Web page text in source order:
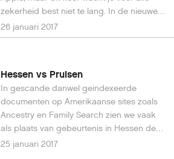
zekerheid best niet te lang. In de nieuwe
update lost Apple enkele belangrijke
beveiligingsproblemen op, onder andere
nemen.Lees verder op de Gazet van
Antwerpen.
26 januari 2017
Hessen vs Pruisen
In gescande danwel geindexeerde
documenten op Amerikaanse sites zoals
Ancestry en Family Search zien we vaak
als plaats van gebeurtenis in Hessen de
toevoeging Pruisen staan. Voor ons zijn
25 januari 2017